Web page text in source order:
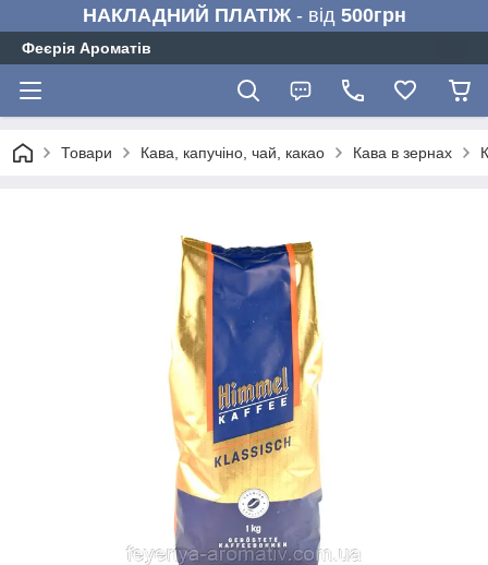
НАКЛАДНИЙ ПЛАТІЖ- від 500грн
Феєрія Ароматів
Товари Кава, капучіно, чай, какао Кава в зернах